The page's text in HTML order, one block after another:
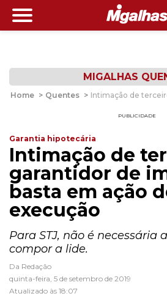
MIGALHAS
Home > Quentes > Intimação de
PUBLICIDADE
Garantia hipotecária
Intimação de
garantidor de
basta em ação
execução
Para STJ, não é necessária
compor a lide.
Da Redação
quinta-feira, 5 de setembro de 2019
Atualizado às 18:07